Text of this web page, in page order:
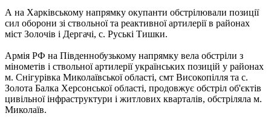
А на Харківському напрямку окупанти обстрілювали позиції
сил оборони зі ствольної та реактивної артилерії в районах
міст Золочів і Дергачі, с. Руські Тишки.
Армія РФ на Південнобузькому напрямку вела обстріли з
мінометів і ствольної артилерії українських позицій у районах
м. Снігурівка Миколаївської області, смт Високопілля та с.
Золота Балка Херсонської області, продовжує обстріл об'єктів
цивільної інфраструктури і житлових кварталів, обстріляла м.
Миколаїв.